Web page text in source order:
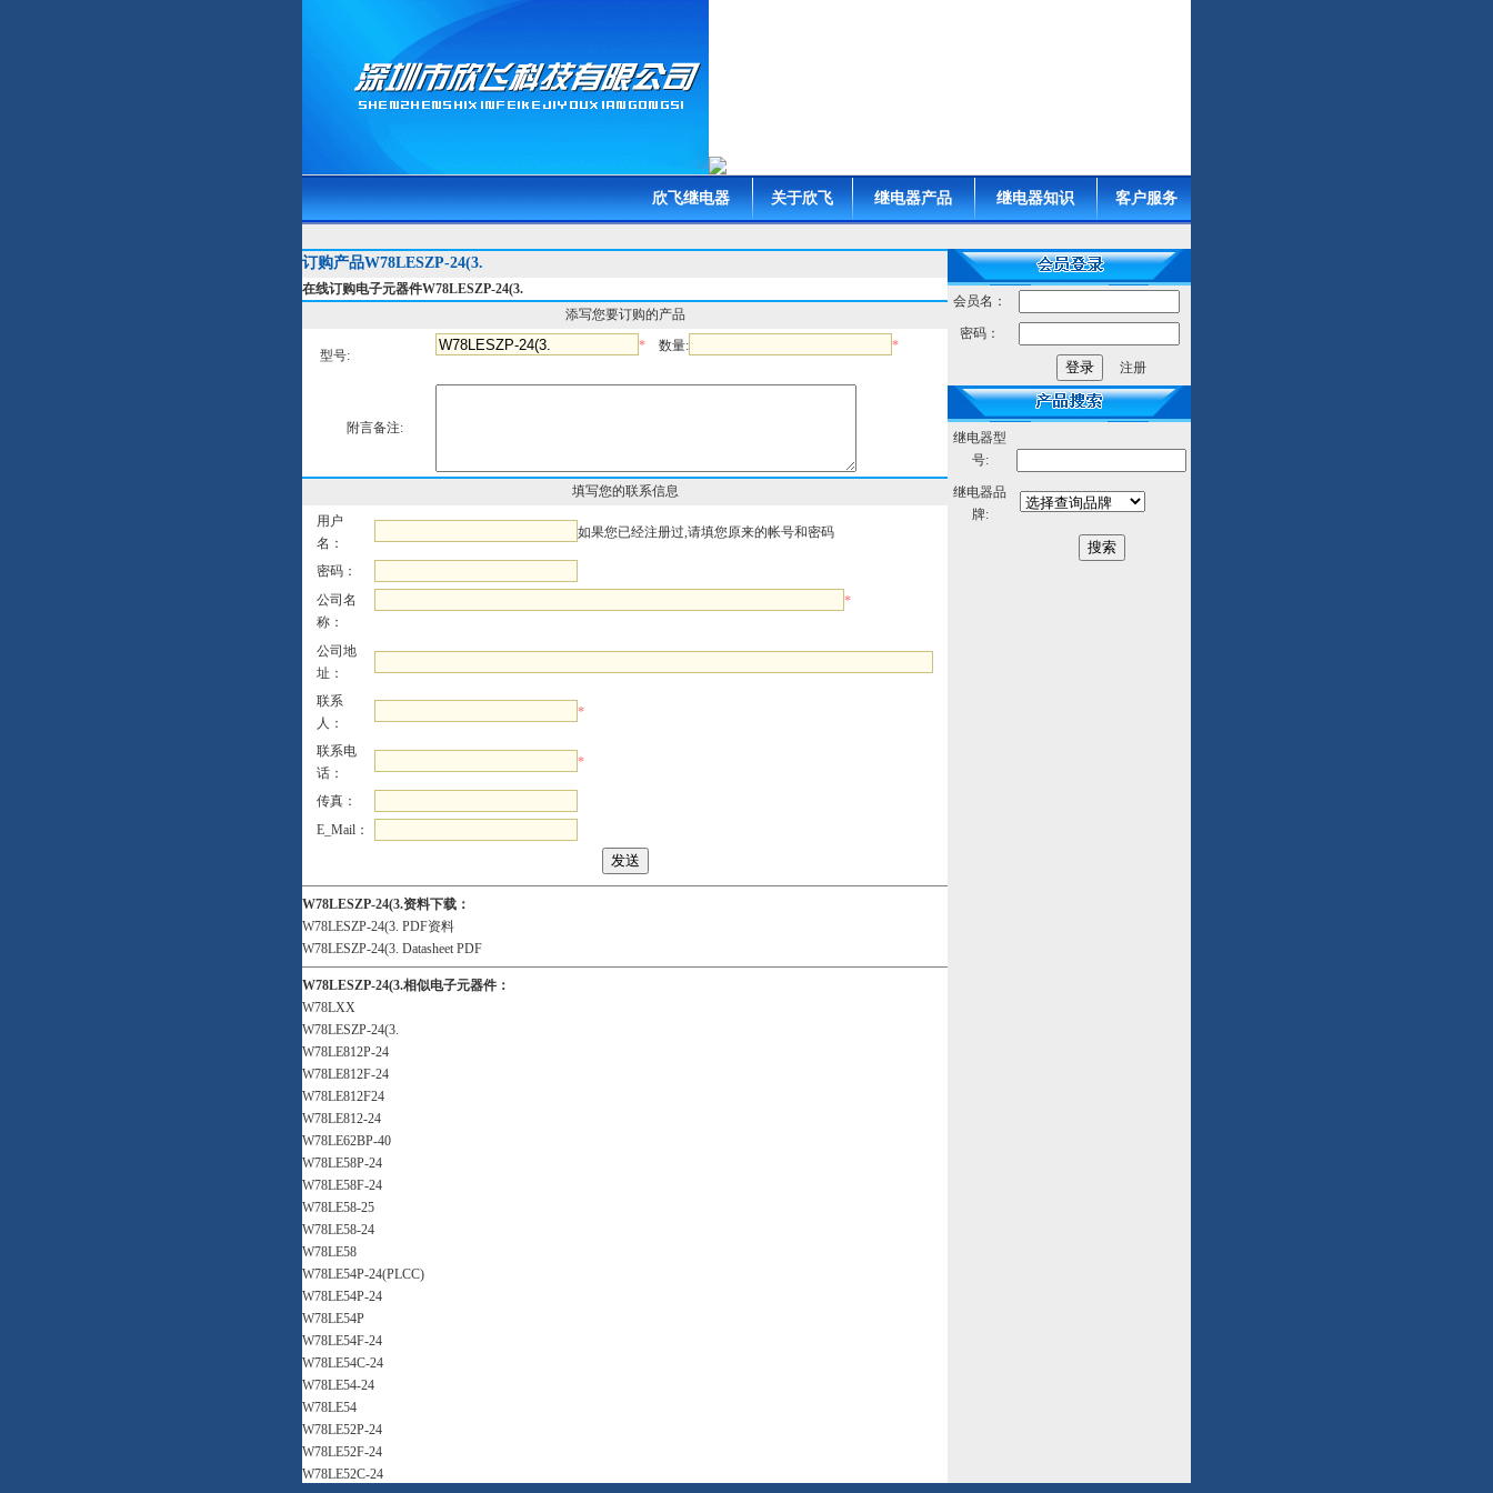
欣飞继电器 关于欣飞 继电器产品 继电器知识 客户服务
订购产品W78LESZP-24(3.
在线订购电子元器件W78LESZP-24(3.
添写您要订购的产品
型号:
* 数量: *
附言备注:
填写您的联系信息
用户
名：
如果您已经注册过,请填您原来的帐号和密码
密码：
公司名
称：
*
公司地
址：
联系
人：
*
联系电
话：
*
传真：
E_Mail：
W78LESZP-24(3.资料下载：
W78LESZP-24(3. PDF资料
W78LESZP-24(3. Datasheet PDF
W78LESZP-24(3.相似电子元器件：
W78LXX
W78LESZP-24(3.
W78LE812P-24
W78LE812F-24
W78LE812F24
W78LE812-24
W78LE62BP-40
W78LE58P-24
W78LE58F-24
W78LE58-25
W78LE58-24
W78LE58
W78LE54P-24(PLCC)
W78LE54P-24
W78LE54P
W78LE54F-24
W78LE54C-24
W78LE54-24
W78LE54
W78LE52P-24
W78LE52F-24
W78LE52C-24
会员名：
密码：
注册
继电器型
号:
继电器品
牌: